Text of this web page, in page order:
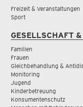
Freizeit & Veranstaltungen
Sport
GESELLSCHAFT
Familien
Frauen
Gleichbehandlung &
Monitoring
Jugend
Kinderbetreuung
Konsumentenschutz